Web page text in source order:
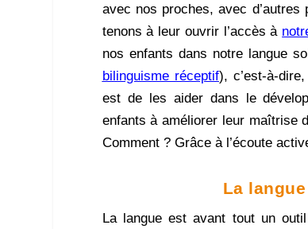
avec nos proches, avec d’autres
tenons à leur ouvrir l’accès à
nos enfants dans notre langue
bilinguisme réceptif), c’est-à-
est de les aider dans le
enfants à améliorer leur maîtrise
Comment ? Grâce à l’écoute
La
La langue est avant tout un